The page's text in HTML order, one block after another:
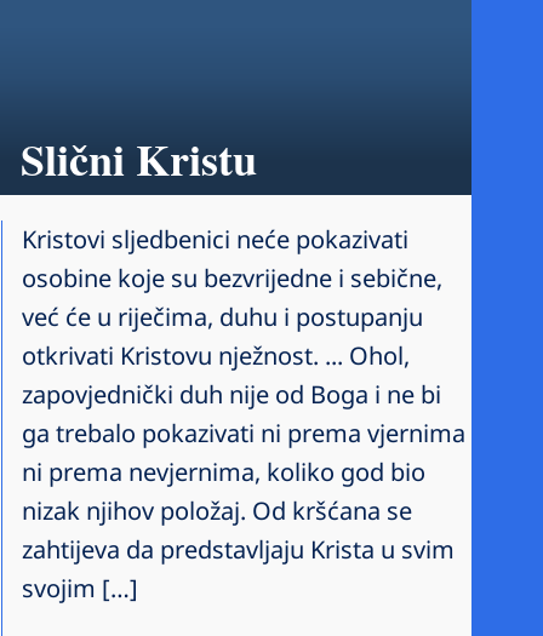
Slični Kristu
Kristovi sljedbenici neće pokazivati
osobine koje su bezvrijedne i sebične,
već će u riječima, duhu i postupanju
otkrivati Kristovu nježnost. ... Ohol,
zapovjednički duh nije od Boga i ne bi
ga trebalo pokazivati ni prema vjernima
ni prema nevjernima, koliko god bio
nizak njihov položaj. Od kršćana se
zahtijeva da predstavljaju Krista u svim
svojim […]